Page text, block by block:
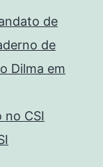
de
de
Dilma em
no CSI